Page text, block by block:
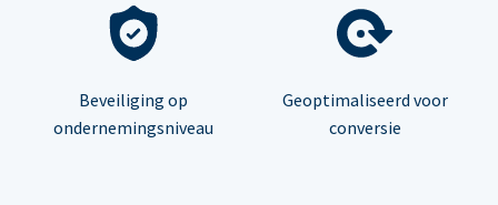
Beveiliging op
ondernemingsniveau
Geoptimaliseerd voor
conversie